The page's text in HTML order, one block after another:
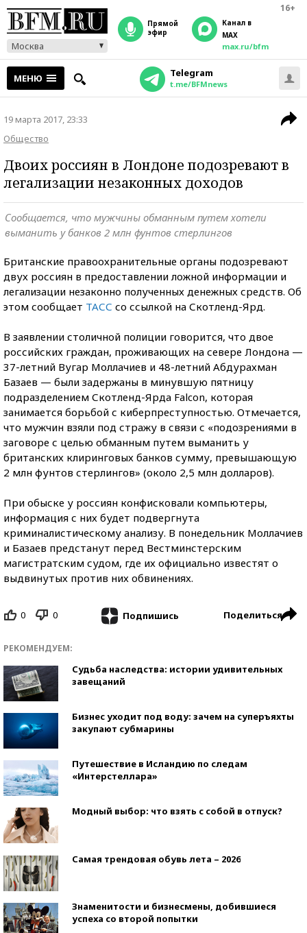
16+
Москва
прямой
эфир
Канал в
MAX
max.ru/bfm
МЕНЮ Telegram
t.me/BFMnews
19 марта 2017, 23:33
Общество
Двоих россиян в Лондоне подозревают в
легализации незаконных доходов
Сообщается, что мужчины обманным путем хотели
выманить у банков 2 млн фунтов стерлингов
Британские правоохранительные органы подозревают
двух россиян в предоставлении ложной информации и
легализации незаконно полученных денежных средств. Об
этом сообщает ТАСС со ссылкой на Скотленд-Ярд.
В заявлении столичной полиции говорится, что двое
российских граждан, проживающих на севере Лондона —
37-летний Вугар Моллачиев и 48-летний Абдурахман
Базаев — были задержаны в минувшую пятницу
подразделением Скотленд-Ярда Falcon, которая
занимается борьбой с киберпреступностью. Отмечается,
что мужчин взяли под стражу в связи с «подозрениями в
заговоре с целью обманным путем выманить у
британских клиринговых банков сумму, превышающую
2 млн фунтов стерлингов» (около 2,5 млн долларов).
При обыске у россиян конфисковали компьютеры,
информация с них будет подвергнута
криминалистическому анализу. В понедельник Моллачиев
и Базаев предстанут перед Вестминстерским
магистратским судом, где их официально известят о
выдвинутых против них обвинениях.
0 0 Подпишись Поделиться
РЕКОМЕНДУЕМ:
Судьба наследства: истории удивительных
завещаний
Бизнес уходит под воду: зачем на суперъяхты
закупают субмарины
Путешествие в Исландию по следам
«Интерстеллара»
Модный выбор: что взять с собой в отпуск?
Самая трендовая обувь лета – 2026
Знаменитости и бизнесмены, добившиеся
успеха со второй попытки